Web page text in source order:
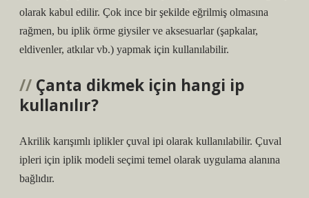
olarak kabul edilir. Çok ince bir şekilde eğrilmiş olmasına
rağmen, bu iplik örme giysiler ve aksesuarlar (şapkalar,
eldivenler, atkılar vb.) yapmak için kullanılabilir.
Çanta dikmek için hangi ip
kullanılır?
Akrilik karışımlı iplikler çuval ipi olarak kullanılabilir. Çuval
ipleri için iplik modeli seçimi temel olarak uygulama alanına
bağlıdır.